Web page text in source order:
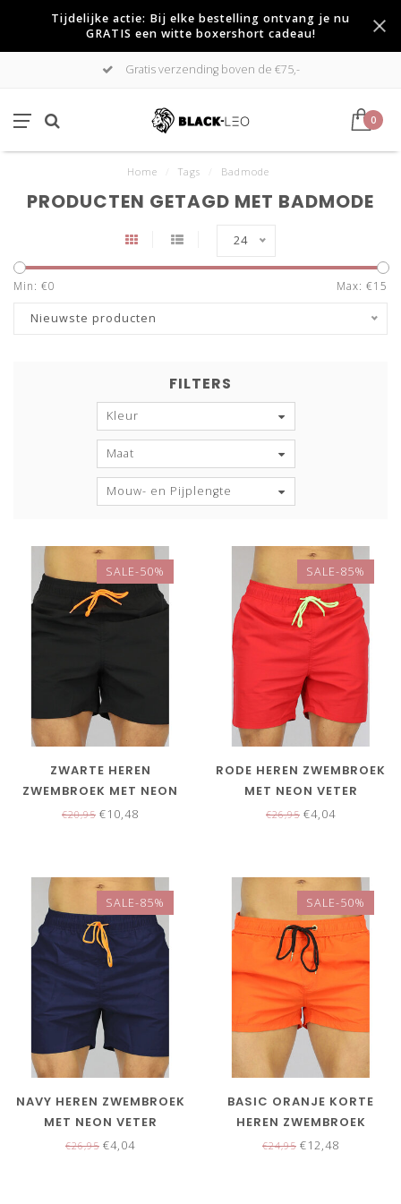
Tijdelijke actie: Bij elke bestelling ontvang je nu
GRATIS een witte boxershort cadeau!
Gratis verzending boven de €75,-
0
Home Tags Badmode
PRODUCTEN GETAGD MET BADMODE
24
Min: €0 Max: €15
Nieuwste producten
FILTERS
Kleur
Maat
Mouw- en Pijplengte
SALE-50%
ZWARTE HEREN
ZWEMBROEK MET NEON
VETER
€20,95 €10,48
SALE-85%
RODE HEREN ZWEMBROEK
MET NEON VETER
€26,95 €4,04
SALE-85%
NAVY HEREN ZWEMBROEK
MET NEON VETER
€26,95 €4,04
SALE-50%
BASIC ORANJE KORTE
HEREN ZWEMBROEK
€24,95 €12,48